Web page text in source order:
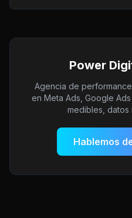
Power
Agencia de
en Meta Ads, Google
medibles, datos
Hablemos